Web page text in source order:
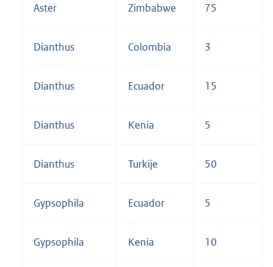
Aster Zimbabwe 75
Dianthus Colombia 3
Dianthus Ecuador 15
Dianthus Kenia 5
Dianthus Turkije 50
Gypsophila Ecuador 5
Gypsophila Kenia 10